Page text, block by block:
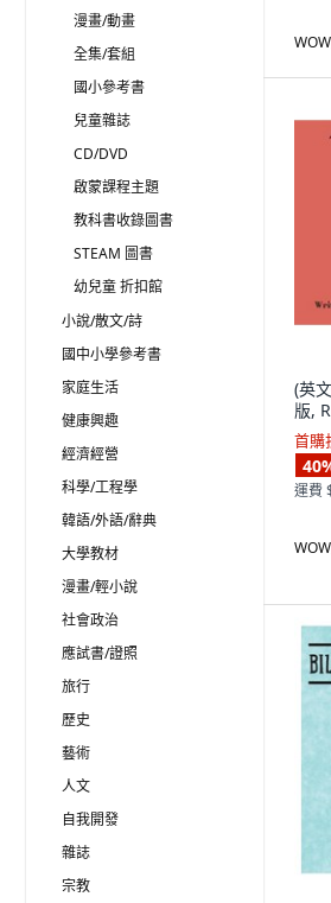
漫畫/動畫
全集/套組
國小參考書
兒童雜誌
CD/DVD
啟蒙課程主題
教科書收錄圖書
STEAM 圖書
幼兒童 折扣館
小說/散文/詩
國中小學參考書
家庭生活
健康興趣
經濟經營
科學/工程學
韓語/外語/辭典
大學教材
漫畫/輕小說
社會政治
應試書/證照
旅行
歷史
藝術
人文
自我開發
雜誌
宗教
(英
版,
首購
40
運費